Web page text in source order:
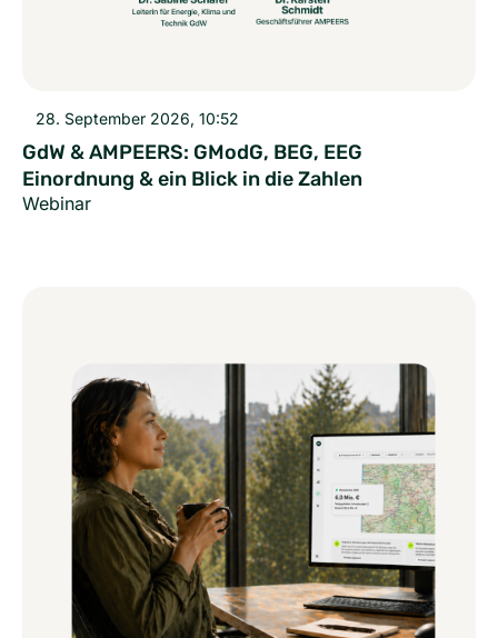
28. September 2026, 10:52
GdW & AMPEERS: GModG, BEG, EEG
Einordnung & ein Blick in die Zahlen
Webinar